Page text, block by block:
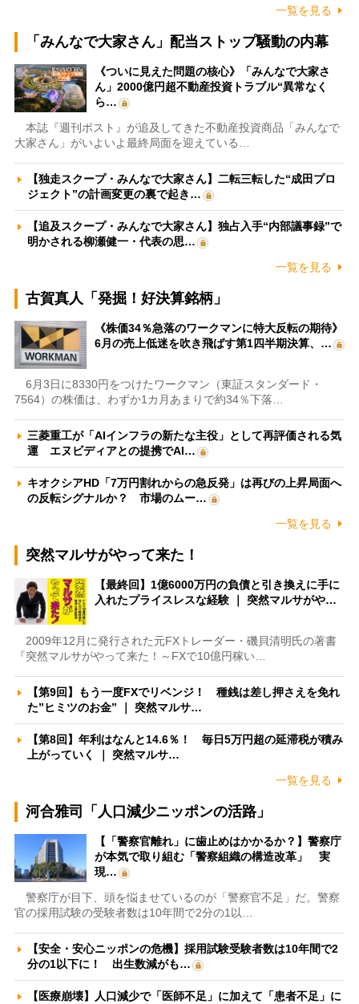
一覧を見る
「みんなで大家さん」配当ストップ騒動の内幕
《ついに見えた問題の核心》「みんなで大家さ
ん」2000億円超不動産投資トラブル“異常なく
ら…
本誌『週刊ポスト』が追及してきた不動産投資商品「みんなで
大家さん」がいよいよ最終局面を迎えている…
【独走スクープ・みんなで大家さん】二転三転した“成田プロ
ジェクト”の計画変更の裏で起き…
【追及スクープ・みんなで大家さん】独占入手“内部議事録”で
明かされる柳瀬健一・代表の思…
一覧を見る
古賀真人「発掘！好決算銘柄」
《株価34％急落のワークマンに特大反転の期待》
6月の売上低迷を吹き飛ばす第1四半期決算、…
6月3日に8330円をつけたワークマン（東証スタンダード・
7564）の株価は、わずか1カ月あまりで約34％下落…
三菱重工が「AIインフラの新たな主役」として再評価される気
運 エヌビディアとの提携でAI…
キオクシアHD「7万円割れからの急反発」は再びの上昇局面へ
の反転シグナルか？ 市場のムー…
一覧を見る
突然マルサがやって来た！
【最終回】1億6000万円の負債と引き換えに手に
入れたプライスレスな経験 ｜ 突然マルサがや…
2009年12月に発行された元FXトレーダー・磯貝清明氏の著書
『突然マルサがやって来た！～FXで10億円稼い…
【第9回】もう一度FXでリベンジ！ 種銭は差し押さえを免れ
た”ヒミツのお金” ｜ 突然マルサ…
【第8回】年利はなんと14.6％！ 毎日5万円超の延滞税が積み
上がっていく ｜ 突然マルサ…
一覧を見る
河合雅司「人口減少ニッポンの活路」
【「警察官離れ」に歯止めはかかるか？】警察庁
が本気で取り組む「警察組織の構造改革」 実
現…
警察庁が目下、頭を悩ませているのが「警察官不足」だ。警察
官の採用試験の受験者数は10年間で2分の1以…
【安全・安心ニッポンの危機】採用試験受験者数は10年間で2
分の1以下に！ 出生数減がも…
【医療崩壊】人口減少で「医師不足」に加えて「患者不足」に